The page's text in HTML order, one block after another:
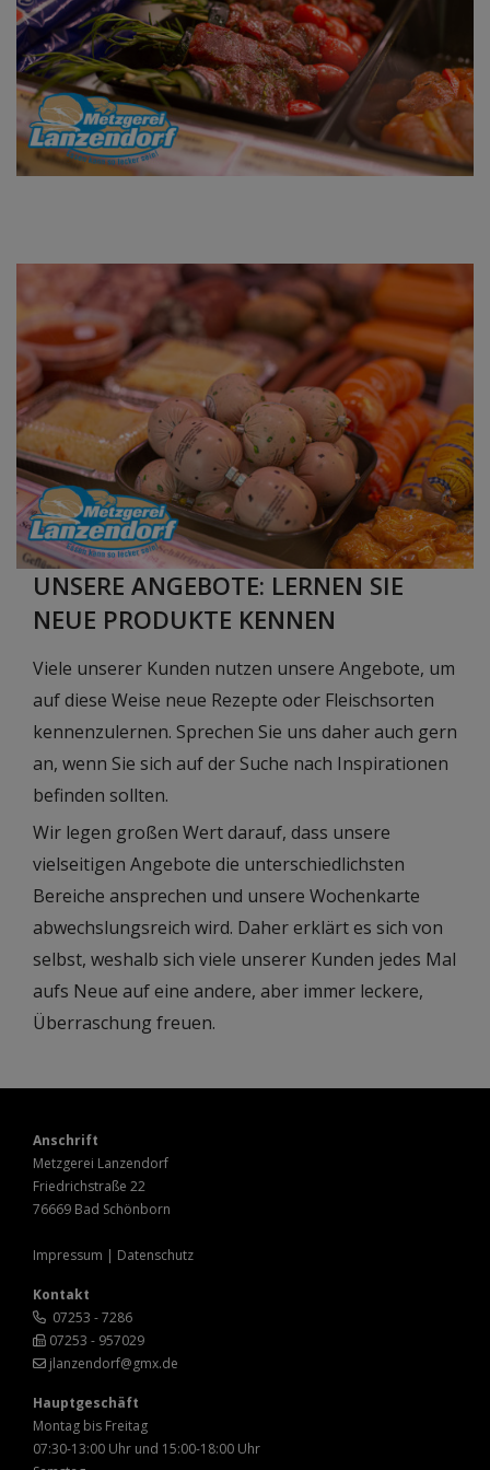
UNSERE ANGEBOTE: LERNEN SIE
NEUE PRODUKTE KENNEN
Viele unserer Kunden nutzen unsere Angebote, um
auf diese Weise neue Rezepte oder Fleischsorten
kennenzulernen. Sprechen Sie uns daher auch gern
an, wenn Sie sich auf der Suche nach Inspirationen
befinden sollten.
Wir legen großen Wert darauf, dass unsere
vielseitigen Angebote die unterschiedlichsten
Bereiche ansprechen und unsere Wochenkarte
abwechslungsreich wird. Daher erklärt es sich von
selbst, weshalb sich viele unserer Kunden jedes Mal
aufs Neue auf eine andere, aber immer leckere,
Überraschung freuen.
Anschrift
Metzgerei Lanzendorf
Friedrichstraße 22
76669 Bad Schönborn
Impressum | Datenschutz
Kontakt
07253 - 7286
07253 - 957029
jlanzendorf@gmx.de
Hauptgeschäft
Montag bis Freitag
07:30-13:00 Uhr und 15:00-18:00 Uhr